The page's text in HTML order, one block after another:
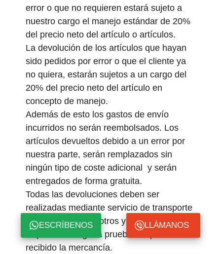
error o que no requieren estará sujeto a
nuestro cargo el manejo estándar de 20%
del precio neto del artículo o artículos.
La devolución de los artículos que hayan
sido pedidos por error o que el cliente ya
no quiera, estarán sujetos a un cargo del
20% del precio neto del artículo en
concepto de manejo.
Además de esto los gastos de envío
incurridos no serán reembolsados. Los
artículos devueltos debido a un error por
nuestra parte, serán remplazados sin
ningún tipo de coste adicional y serán
entregados de forma gratuita.
Todas las devoluciones deben ser
realizadas mediante servicio de transporte
autorizado por nosotros y podría
requerírsele alguna prueba de que hemos
recibido la mercancía.
ESCRÍBENOS LLÁMANOS